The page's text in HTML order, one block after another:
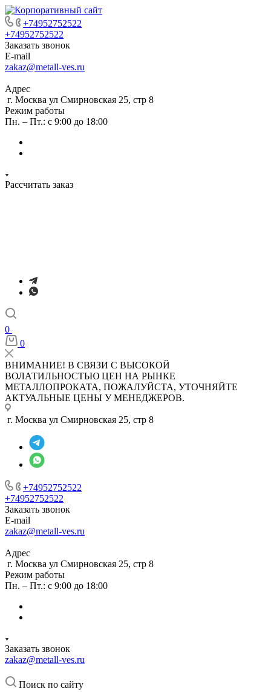
+74952752522
+74952752522
Заказать звонок
E-mail
zakaz@metall-ves.ru
Адрес
г. Москва ул Смирновская 25, стр 8
Режим работы
Пн. – Пт.: с 9:00 до 18:00
Рассчитать заказ
0
0
ВНИМАНИЕ! В СВЯЗИ С ВЫСОКОЙ
ВОЛАТИЛЬНОСТЬЮ ЦЕН НА РЫНКЕ
МЕТАЛЛОПРОКАТА, ПОЖАЛУЙСТА, УТОЧНЯЙТЕ
АКТУАЛЬНЫЕ ЦЕНЫ У МЕНЕДЖЕРОВ.
г. Москва ул Смирновская 25, стр 8
+74952752522
+74952752522
Заказать звонок
E-mail
zakaz@metall-ves.ru
Адрес
г. Москва ул Смирновская 25, стр 8
Режим работы
Пн. – Пт.: с 9:00 до 18:00
Заказать звонок
zakaz@metall-ves.ru
Поиск по сайту